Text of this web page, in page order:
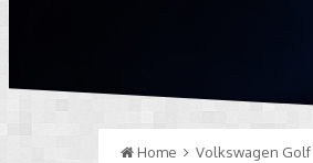
Home Volkswagen Golf